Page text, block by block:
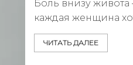
Боль внизу живота
каждая женщина
ЧИТАТЬ ДАЛЕЕ